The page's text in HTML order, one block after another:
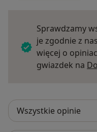
Sprawdzamy
je zgodnie z
więcej o
gwiazdek na